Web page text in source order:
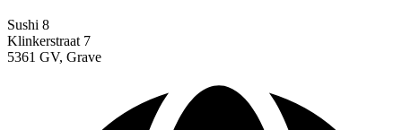
Sushi 8
Klinkerstraat 7
5361 GV, Grave